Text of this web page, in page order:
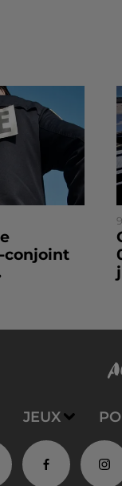
conjoint
JEUX